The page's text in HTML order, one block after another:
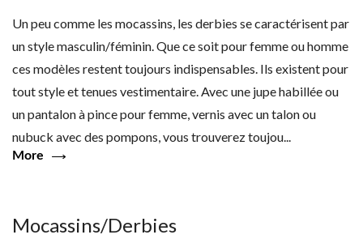
Un peu comme les mocassins, les derbies se caractérisent par
un style masculin/féminin. Que ce soit pour femme ou homme
ces modèles restent toujours indispensables. Ils existent pour
tout style et tenues vestimentaire. Avec une jupe habillée ou
un pantalon à pince pour femme, vernis avec un talon ou
nubuck avec des pompons, vous trouverez toujou...
More
Mocassins/Derbies